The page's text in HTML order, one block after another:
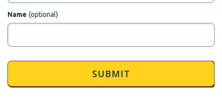
Name (optional)
SUBMIT